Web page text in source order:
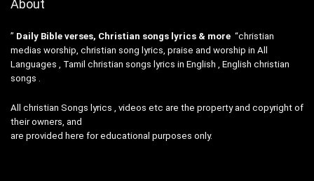
About
” Daily Bible verses, Christian songs lyrics & more “christian
medias worship, christian song lyrics, praise and worship in All
Languages , Tamil christian songs lyrics in English , English christian
songs .
All christian Songs lyrics , videos etc are the property and copyright of
their owners, and
are provided here for educational purposes only.